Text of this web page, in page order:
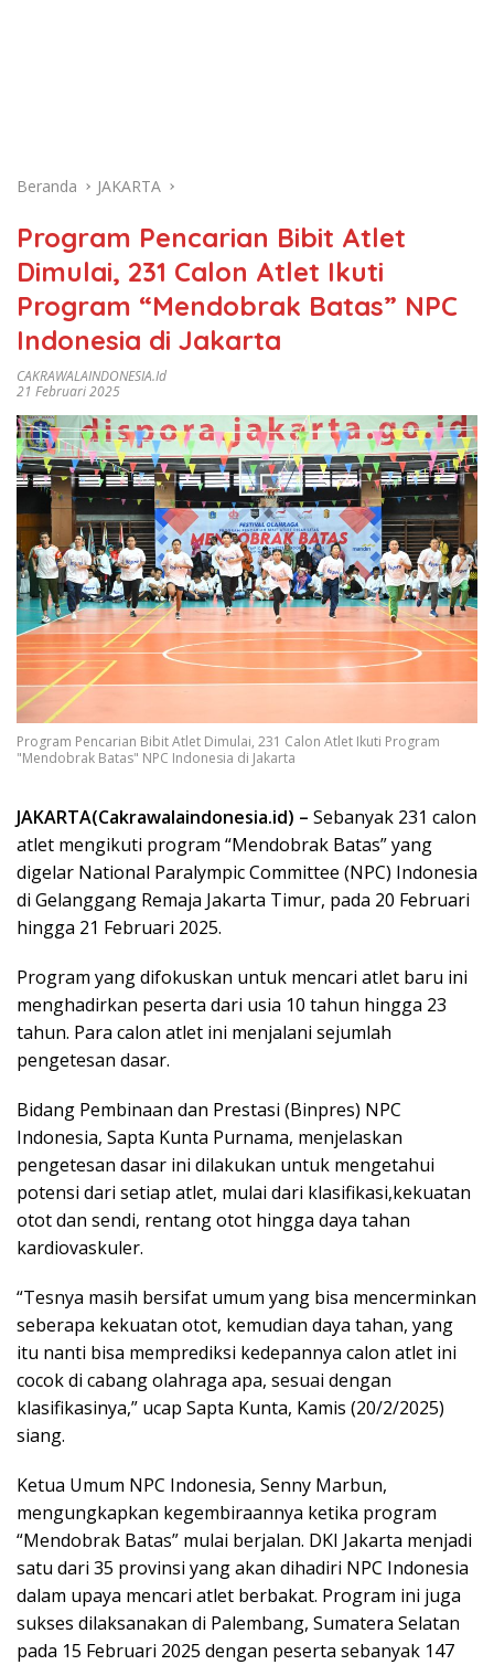
Beranda JAKARTA
Program Pencarian Bibit Atlet
Dimulai, 231 Calon Atlet Ikuti
Program “Mendobrak Batas” NPC
Indonesia di Jakarta
CAKRAWALAINDONESIA.id
21 Februari 2025
Program Pencarian Bibit Atlet Dimulai, 231 Calon Atlet Ikuti Program
"Mendobrak Batas" NPC Indonesia di Jakarta
JAKARTA(Cakrawalaindonesia.id) – Sebanyak 231 calon
atlet mengikuti program “Mendobrak Batas” yang
digelar National Paralympic Committee (NPC) Indonesia
di Gelanggang Remaja Jakarta Timur, pada 20 Februari
hingga 21 Februari 2025.
Program yang difokuskan untuk mencari atlet baru ini
menghadirkan peserta dari usia 10 tahun hingga 23
tahun. Para calon atlet ini menjalani sejumlah
pengetesan dasar.
Bidang Pembinaan dan Prestasi (Binpres) NPC
Indonesia, Sapta Kunta Purnama, menjelaskan
pengetesan dasar ini dilakukan untuk mengetahui
potensi dari setiap atlet, mulai dari klasifikasi,kekuatan
otot dan sendi, rentang otot hingga daya tahan
kardiovaskuler.
“Tesnya masih bersifat umum yang bisa mencerminkan
seberapa kekuatan otot, kemudian daya tahan, yang
itu nanti bisa memprediksi kedepannya calon atlet ini
cocok di cabang olahraga apa, sesuai dengan
klasifikasinya,” ucap Sapta Kunta, Kamis (20/2/2025)
siang.
Ketua Umum NPC Indonesia, Senny Marbun,
mengungkapkan kegembiraannya ketika program
“Mendobrak Batas” mulai berjalan. DKI Jakarta menjadi
satu dari 35 provinsi yang akan dihadiri NPC Indonesia
dalam upaya mencari atlet berbakat. Program ini juga
sukses dilaksanakan di Palembang, Sumatera Selatan
pada 15 Februari 2025 dengan peserta sebanyak 147